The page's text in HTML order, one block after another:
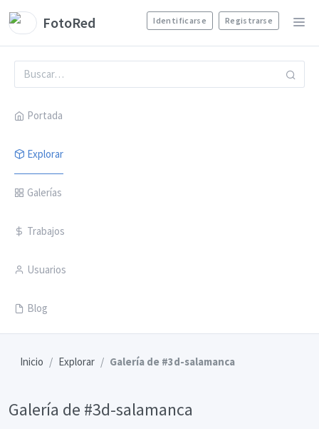
FotoRed Identificarse Registrarse
Portada
Explorar
Galerías
Trabajos
Usuarios
Blog
Inicio Explorar Galería de #3d-salamanca
Galería de #3d-salamanca